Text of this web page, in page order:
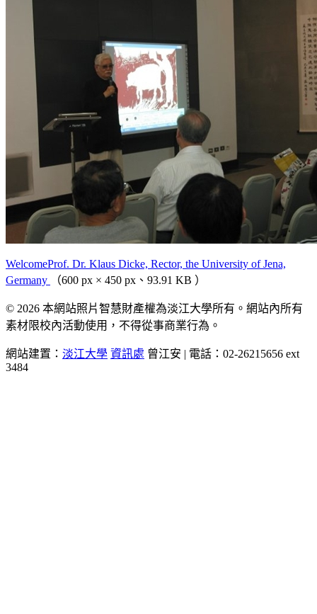
WelcomeProf. Dr. Klaus Dicke, Rector, the University of Jena,
Germany
（600 px × 450 px、93.91 KB ）
© 2026 本網站照片智慧財產權為淡江大學所有。網站內所有
素材限校內活動使用，不得從事商業行為。
網站建置： 淡江大學 資訊處 曾江安 | 電話：02-26215656 ext
3484